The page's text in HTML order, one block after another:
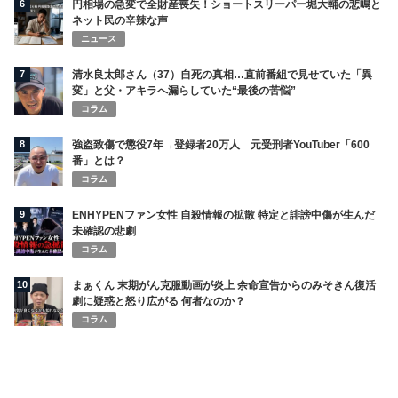
6
円相場の急変で全財産喪失！ショートスリーパー堀大輔の悲鳴と
ネット民の辛辣な声
ニュース
7
清水良太郎さん（37）自死の真相…直前番組で見せていた「異
変」と父・アキラへ漏らしていた“最後の苦悩”
コラム
8
強盗致傷で懲役7年→登録者20万人 元受刑者YouTuber「600
番」とは？
コラム
9
ENHYPENファン女性 自殺情報の拡散 特定と誹謗中傷が生んだ
未確認の悲劇
コラム
10
まぁくん 末期がん克服動画が炎上 余命宣告からのみそきん復活
劇に疑惑と怒り広がる 何者なのか？
コラム